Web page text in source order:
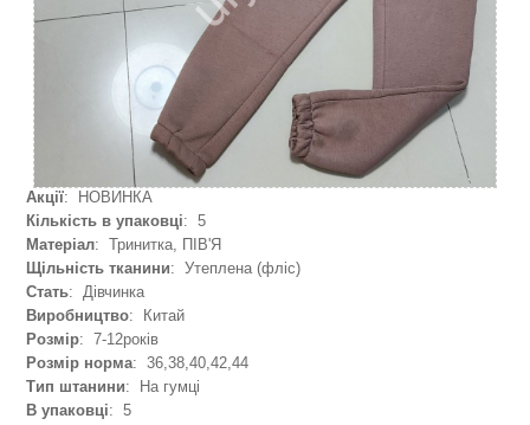
Акції: НОВИНКА
Кількість в упаковці: 5
Матеріал: Тринитка, ПІВ'Я
Щільність тканини: Утеплена (фліс)
Стать: Дівчинка
Виробництво: Китай
Розмір: 7-12років
Розмір норма: 36,38,40,42,44
Тип штанини: На гумці
В упаковці: 5